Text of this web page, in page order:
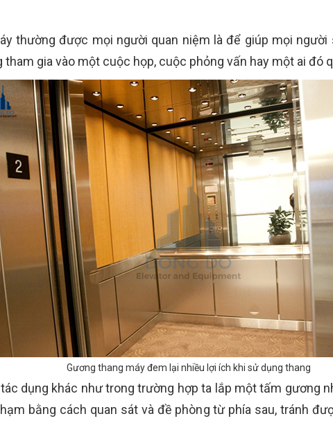
thường được mọi người quan niệm là để giúp mọi
gia vào một cuộc họp, cuộc phỏng vấn hay một ai đó
Gương thang máy đem lại nhiều lợi ích khi sử dụng thang
dụng khác như trong trường hợp ta lắp một tấm gương
bằng cách quan sát và đề phòng từ phía sau, tránh